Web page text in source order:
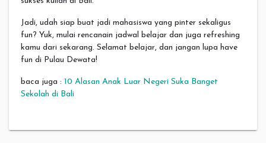
Jadi, udah siap buat jadi mahasiswa yang pinter sekaligus
fun? Yuk, mulai rencanain jadwal belajar dan juga refreshing
kamu dari sekarang. Selamat belajar, dan jangan lupa have
fun di Pulau Dewata!
baca juga : 10 Alasan Anak Luar Negeri Suka Banget
Sekolah di Bali